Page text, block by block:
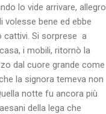
lo vide arrivare, allegro
volesse bene ed ebbe
cattivi. Si sorprese a
i mobili, ritornò la
dal cuore grande come
la signora temeva non
notte fu ancora più
della lega che